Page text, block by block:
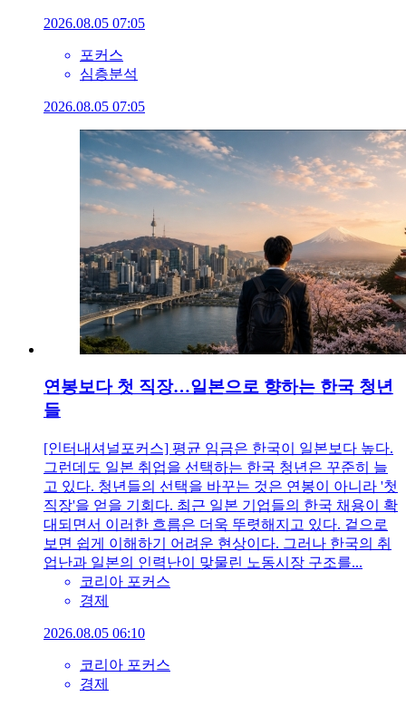
2026.08.05 07:05
포커스
심층분석
2026.08.05 07:05
연봉보다 첫 직장…일본으로 향하는 한국 청년
들
[인터내셔널포커스] 평균 임금은 한국이 일본보다 높다.
그런데도 일본 취업을 선택하는 한국 청년은 꾸준히 늘
고 있다. 청년들의 선택을 바꾸는 것은 연봉이 아니라 '첫
직장'을 얻을 기회다. 최근 일본 기업들의 한국 채용이 확
대되면서 이러한 흐름은 더욱 뚜렷해지고 있다. 겉으로
보면 쉽게 이해하기 어려운 현상이다. 그러나 한국의 취
업난과 일본의 인력난이 맞물린 노동시장 구조를...
코리아 포커스
경제
2026.08.05 06:10
코리아 포커스
경제